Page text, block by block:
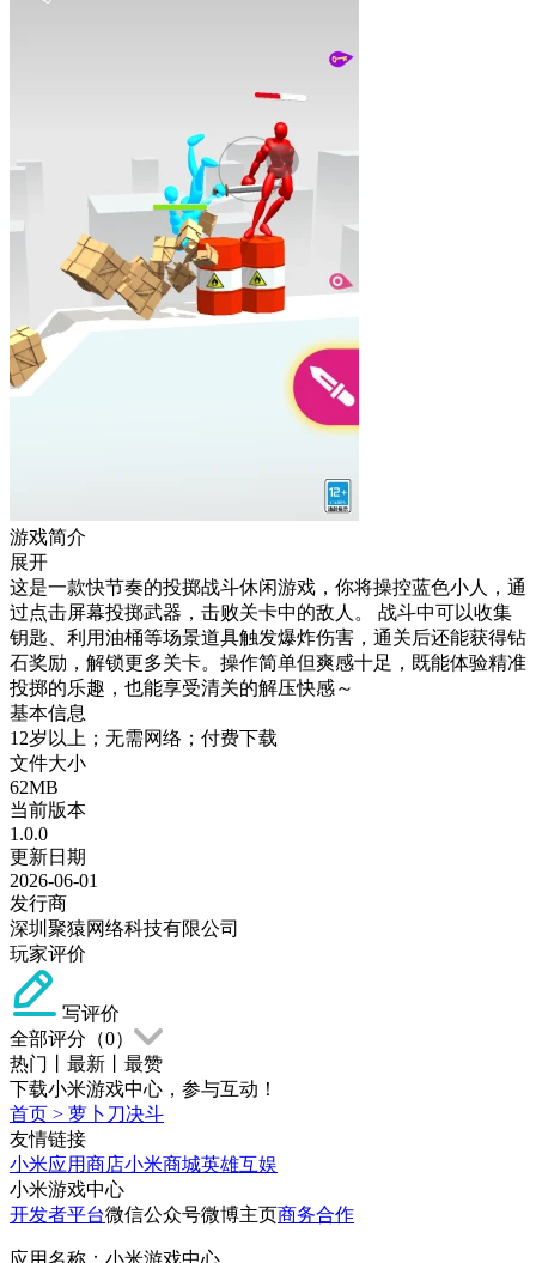
游戏简介
展开
这是一款快节奏的投掷战斗休闲游戏，你将操控蓝色小人，通
过点击屏幕投掷武器，击败关卡中的敌人。 战斗中可以收集
钥匙、利用油桶等场景道具触发爆炸伤害，通关后还能获得钻
石奖励，解锁更多关卡。操作简单但爽感十足，既能体验精准
投掷的乐趣，也能享受清关的解压快感～
基本信息
12岁以上；无需网络；付费下载
文件大小
62MB
当前版本
1.0.0
更新日期
2026-06-01
发行商
深圳聚猿网络科技有限公司
玩家评价
写评价
全部评分（0）
热门
最新
最赞
下载小米游戏中心，参与互动！
首页 > 萝卜刀决斗
友情链接
小米应用商店小米商城英雄互娱
小米游戏中心
开发者平台微信公众号微博主页商务合作
应用名称：小米游戏中心